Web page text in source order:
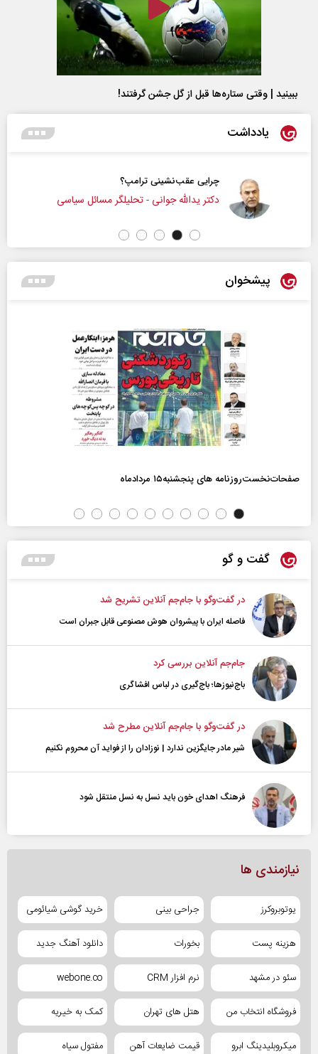
ببینید | وقتی ستاره‌ها قبل از گل جشن گرفتند!
یادداشت
چرایی عقب‌نشینی ترامپ؟
دکتر یدالله جوانی - تحلیلگر مسائل سیاسی
پیشخوان
صفحات‌نخست‌روزنامه ها‌ی پنجشنبه‌۱۵ مردادماه
گفت و گو
در گفت‌و‌گو با جام‌جم آنلاین تشریح شد
فاصله ایران با پیشرو‌ان هوش مصنوعی قابل جبران است
جام‌جم آنلاین بررسی کرد
باج‌نیوزها؛ باج‌گیری در لباس افشاگری
در گفت‌و‌گو با جام‌جم آنلاین مطرح شد
شیر مادر جایگزین ندارد | نوزادان را از فواید آن محروم نکنیم
فرهنگ اهدای خون باید نسل به نسل منتقل شود
نیازمندی ها
یوتوبروکرز جراحی بینی خرید گوشی شیائومی
هزینه پست بخورات دانلود آهنگ جدید
سئو در مشهد نرم افزار CRM webone.co
فروشگاه انتخاب من هتل های تهران کمک به خیریه
میکروبلیدینگ ابرو قیمت ضایعات آهن مفتول سیاه